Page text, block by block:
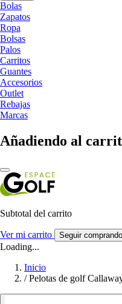
Bolas
Zapatos
Ropa
Bolsas
Palos
Carritos
Guantes
Accesorios
Outlet
Rebajas
Marcas
Añadiendo al
Subtotal del carrito
Ver mi carrito Seguir comprando
Loading...
Inicio
/ Pelotas de golf